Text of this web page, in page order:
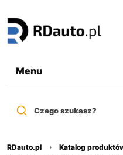
Menu
Czego szukasz?
RDauto.pl Katalog